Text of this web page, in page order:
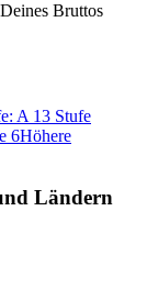
Bruttos
A 13 Stufe
6Höhere
Ländern